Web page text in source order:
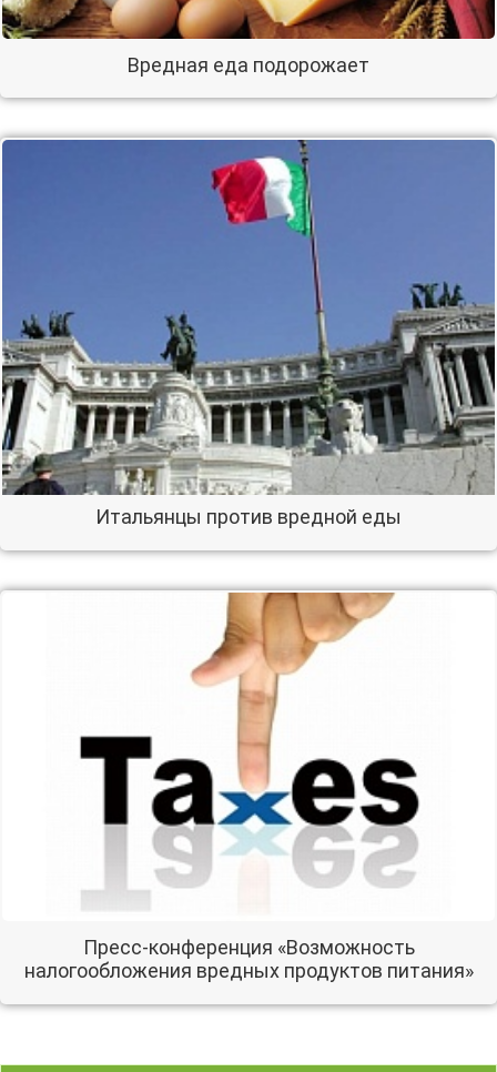
Вредная еда подорожает
Итальянцы против вредной еды
Пресс-конференция «Возможность
налогообложения вредных продуктов питания»